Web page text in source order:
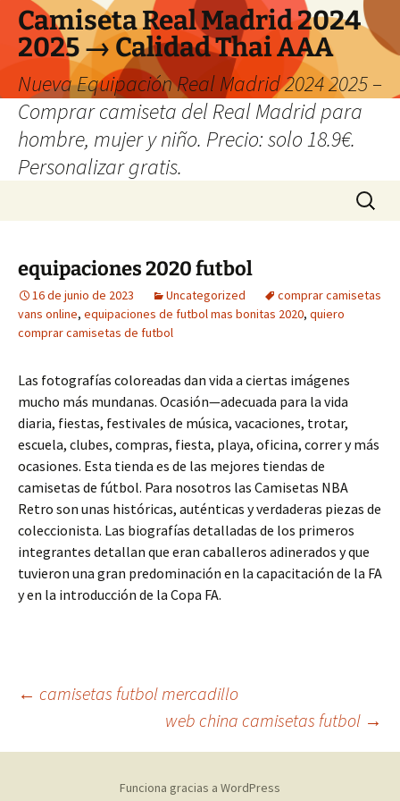
Camiseta Real Madrid 2024
2025 → Calidad Thai AAA
Nueva Equipación Real Madrid 2024 2025 –
Comprar camiseta del Real Madrid para
hombre, mujer y niño. Precio: solo 18.9€.
Personalizar gratis.
Buscar:
equipaciones 2020 futbol
16 de junio de 2023 Uncategorized
comprar camisetas
vans online, equipaciones de futbol mas bonitas 2020, quiero
comprar camisetas de futbol
Las fotografías coloreadas dan vida a ciertas imágenes
mucho más mundanas. Ocasión—adecuada para la vida
diaria, fiestas, festivales de música, vacaciones, trotar,
escuela, clubes, compras, fiesta, playa, oficina, correr y más
ocasiones. Esta tienda es de las mejores tiendas de
camisetas de fútbol. Para nosotros las Camisetas NBA
Retro son unas históricas, auténticas y verdaderas piezas de
coleccionista. Las biografías detalladas de los primeros
integrantes detallan que eran caballeros adinerados y que
tuvieron una gran predominación en la capacitación de la FA
y en la introducción de la Copa FA.
Navegación
de
← camisetas futbol mercadillo
web china camisetas futbol →
Funciona gracias a WordPress